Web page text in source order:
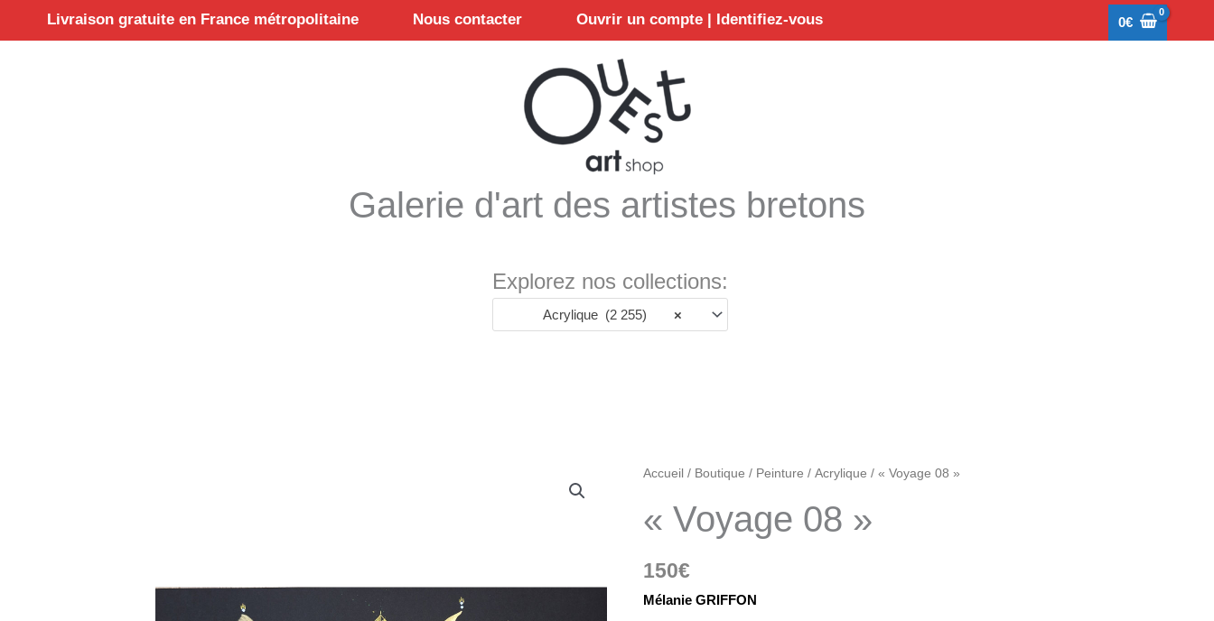
Livraison gratuite en France métropolitaine Nous contacter Ouvrir un compte | Identifiez-vous 0€
Galerie d'art des artistes bretons
Explorez nos collections:
×
Acrylique (2 255)
Accueil / Boutique / Peinture / Acrylique / « Voyage 08 »
« Voyage 08 »
150€
Mélanie GRIFFON
quantité
"Voyage